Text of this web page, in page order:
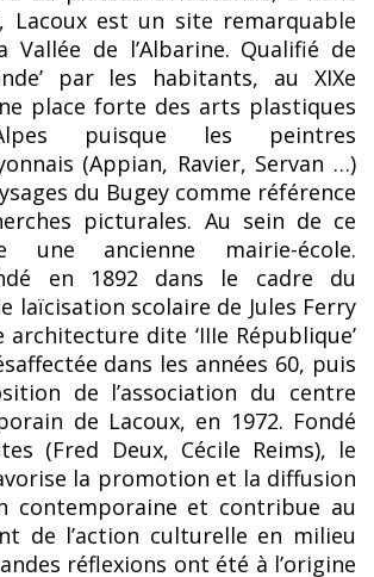
Lacoux est un site remarquable
Vallée de l’Albarine. Qualifié de
par les habitants, au XIXe
place forte des arts plastiques
puisque les peintres
(Appian, Ravier, Servan …)
du Bugey comme référence
picturales. Au sein de ce
une ancienne mairie-école.
en 1892 dans le cadre du
laïcisation scolaire de Jules Ferry
architecture dite ‘IIIe République’
dans les années 60, puis
de l’association du centre
de Lacoux, en 1972. Fondé
(Fred Deux, Cécile Reims), le
la promotion et la diffusion
contemporaine et contribue au
de l’action culturelle en milieu
réflexions ont été à l’origine